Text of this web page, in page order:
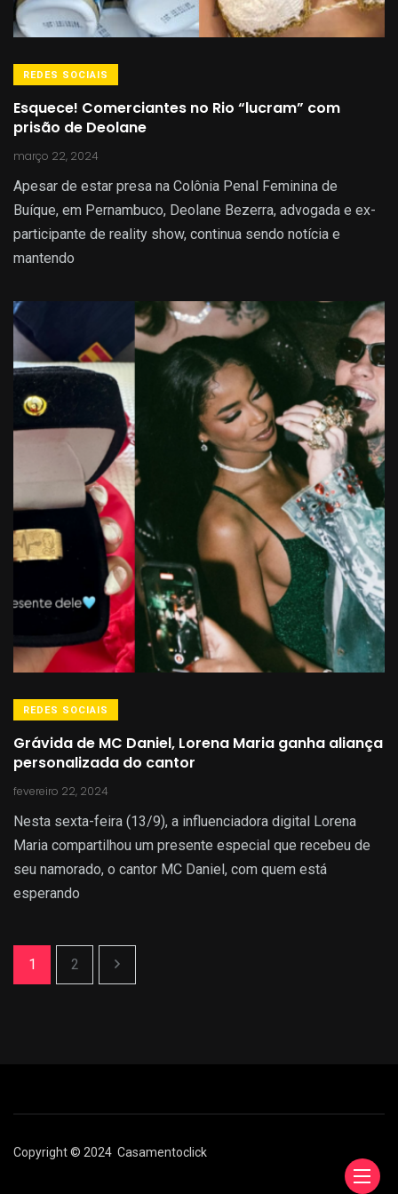
REDES SOCIAIS
Esquece! Comerciantes no Rio “lucram” com
prisão de Deolane
março 22, 2024
Apesar de estar presa na Colônia Penal Feminina de
Buíque, em Pernambuco, Deolane Bezerra, advogada e ex-
participante de reality show, continua sendo notícia e
mantendo
REDES SOCIAIS
Grávida de MC Daniel, Lorena Maria ganha aliança
personalizada do cantor
fevereiro 22, 2024
Nesta sexta-feira (13/9), a influenciadora digital Lorena
Maria compartilhou um presente especial que recebeu de
seu namorado, o cantor MC Daniel, com quem está
esperando
1 2
Copyright © 2024 Сasamentoclick